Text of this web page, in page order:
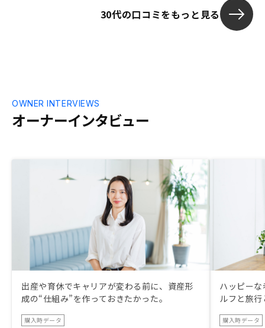
出来るだけ電子化されていてIT化されてい
30代の口コミをもっと見る
オーナーインタビュー
OWNER INTERVIEWS
出産や育休でキャリアが変わる前に、資産形
成の“仕組み”を作っておきたかった。
購入時データ
ハッピー
ルフと旅
購入時データ